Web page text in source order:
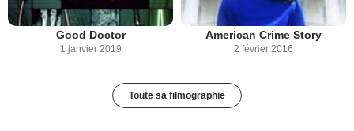
Good Doctor
1 janvier 2019
American Crime Story
2 février 2016
Toute sa filmographie